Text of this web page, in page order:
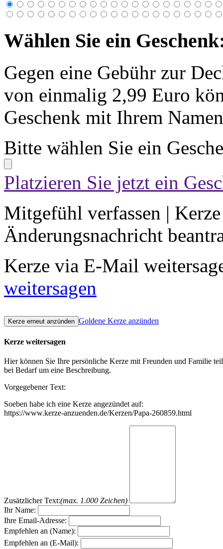
Wählen Sie ein
Gegen eine Gebühr zur
von einmalig 2,99 Euro
Geschenk mit Ihrem
Bitte wählen Sie ein
Platzieren Sie jetzt ein
Mitgefühl verfassen |
Änderungsnachricht
Kerze via E-Mail
weitersagen
Goldene Kerze anzünden
Kerze weitersagen
Hier können Sie Ihre persönliche Kerze mit Freunden und Familie
bei Bedarf um eine Beschreibung.
Vorgegebener Text:
Soeben habe ich eine Kerze angezündet auf:
https://www.kerze-anzuenden.de/Kerzen/Papa-260859.html
Zusätzlicher Text:(max. 1.000 Zeichen)
Ihr Name:
Ihre Email-Adresse:
Empfehlen an (Name):
Empfehlen an (E-Mail):